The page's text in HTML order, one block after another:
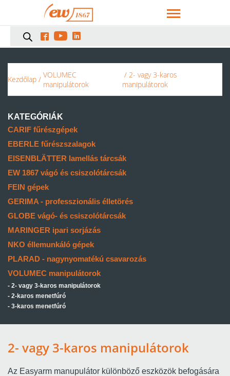
  
Kezdőlap / VOLUMEC
manipulátorok
/ 2- vagy 3-karos
manipulátorok
KATEGÓRIÁK
CARIF fűrészgépek
EBERLE fűrészszalagok
EISENBLÄTTER lamellás tárcsák
EW 1867 vágó és csiszolótárcsák
FEIN gépek
GERIMA - professzionális élletörés
GLOBE vágó- és csiszolótárcsák
MARINGER ipari sorjázás
NKO éllemunkáló gépek
PLARAD - nagynyomatékú csavarozás
VOLUMEC manipulátorok
2- vagy 3-karos manipulátorok
2-karos menetfúró
3-karos menetfúró
2- vagy 3-karos manipulátorok
Az Easyarm manupulátor különböző eszközök befogására